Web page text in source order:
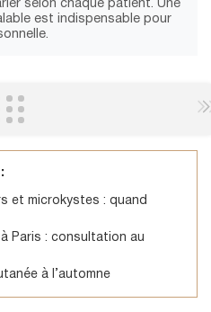
selon chaque patient. Une
est indispensable pour
et microkystes : quand
Paris : consultation au
à l’automne